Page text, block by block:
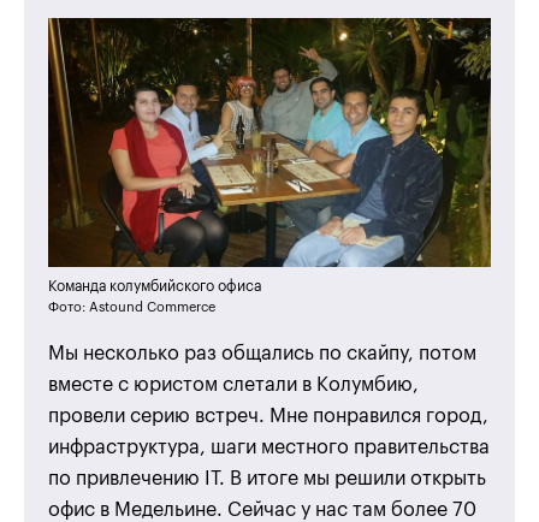
Команда колумбийского офиса
Фото: Astound Commerce
Мы несколько раз общались по скайпу, потом
вместе с юристом слетали в Колумбию,
провели серию встреч. Мне понравился город,
инфраструктура, шаги местного правительства
по привлечению IT. В итоге мы решили открыть
офис в Медельине. Сейчас у нас там более 70